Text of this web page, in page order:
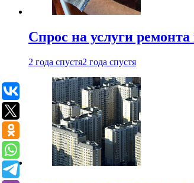
Спрос на услуги
2 года спустя2 года спустя